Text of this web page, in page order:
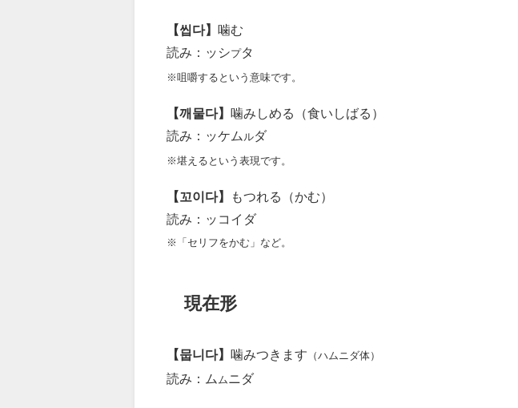
【씹다】
噛む
読み：ッシプタ
※咀嚼するという意味です。
【깨물다】
噛みしめる（食いしばる）
読み：ッケム ルダ
※堪えるという表現です。
【꼬이다】
もつれる（かむ）
読み：ッコイダ
※「セリフをかむ」など。
現在形
【뭅니다】 噛みつきます （ハムニダ体）
読み：ム ムニダ